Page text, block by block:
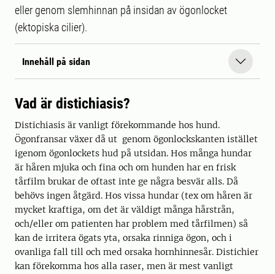
eller genom slemhinnan på insidan av ögonlocket
(ektopiska cilier).
Innehåll på sidan
Vad är distichiasis?
Distichiasis är vanligt förekommande hos hund.
Ögonfransar växer då ut genom ögonlockskanten istället
igenom ögonlockets hud på utsidan. Hos många hundar
är håren mjuka och fina och om hunden har en frisk
tårfilm brukar de oftast inte ge några besvär alls. Då
behövs ingen åtgärd. Hos vissa hundar (tex om håren är
mycket kraftiga, om det är väldigt många hårstrån,
och/eller om patienten har problem med tårfilmen) så
kan de irritera ögats yta, orsaka rinniga ögon, och i
ovanliga fall till och med orsaka hornhinnesår. Distichier
kan förekomma hos alla raser, men är mest vanligt